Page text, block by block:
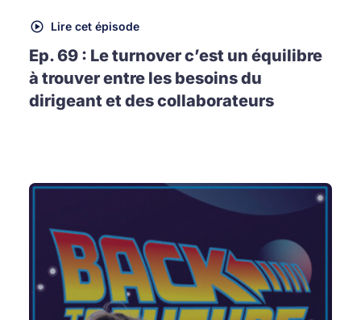
Lire cet épisode
Ep. 69 : Le turnover c’est un équilibre
à trouver entre les besoins du
dirigeant et des collaborateurs